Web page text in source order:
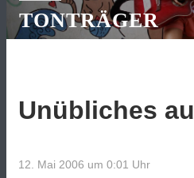
TONTRÄGER
Unübliches
12. Mai 2006 um 0:01 Uhr